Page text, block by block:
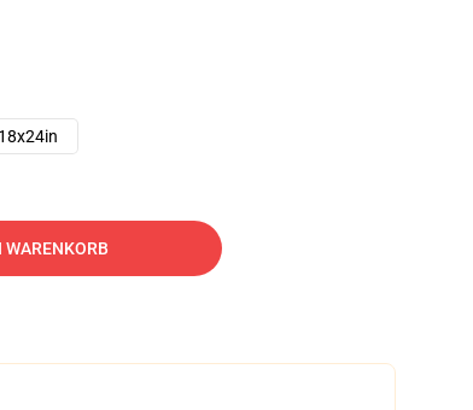
18x24in
WARENKORB